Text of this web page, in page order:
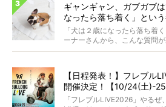
ギャンギャン、ガブガブ
なったら落ち着く」とい
「犬は２歳になったら落ち着
ーナーさんから、こんな質問
【日程発表！】フレブル
開催決定！【10/24(土)-
「フレブルLIVE2026」やる